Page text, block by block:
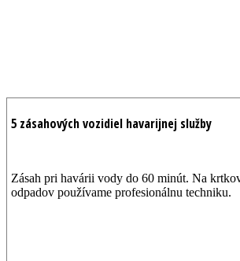
5 zásahových vozidiel havarijnej služby
Zásah pri havárii vody do 60 minút. Na
odpadov používame profesionálnu techniku.